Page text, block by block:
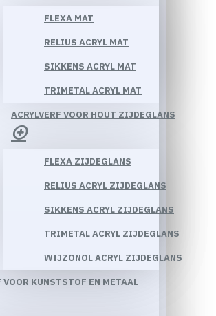
FLEXA MAT
RELIUS ACRYL MAT
SIKKENS ACRYL MAT
TRIMETAL ACRYL MAT
ACRYLVERF VOOR HOUT ZIJDEGLANS
FLEXA ZIJDEGLANS
RELIUS ACRYL ZIJDEGLANS
SIKKENS ACRYL ZIJDEGLANS
TRIMETAL ACRYL ZIJDEGLANS
WIJZONOL ACRYL ZIJDEGLANS
VOOR KUNSTSTOF EN METAAL